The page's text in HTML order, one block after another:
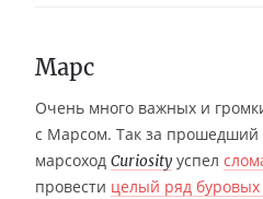
Марс
Очень много важных и
с Марсом. Так за прошедший
марсоход Curiosity успел
провести целый ряд буровых